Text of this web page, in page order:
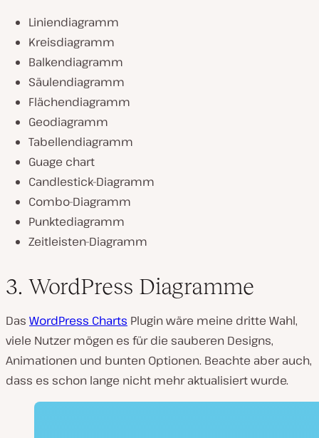
Liniendiagramm
Kreisdiagramm
Balkendiagramm
Säulendiagramm
Flächendiagramm
Geodiagramm
Tabellendiagramm
Guage chart
Candlestick-Diagramm
Combo-Diagramm
Punktediagramm
Zeitleisten-Diagramm
3. WordPress Diagramme
Das WordPress Charts Plugin wäre meine dritte Wahl,
viele Nutzer mögen es für die sauberen Designs,
Animationen und bunten Optionen. Beachte aber auch,
dass es schon lange nicht mehr aktualisiert wurde.